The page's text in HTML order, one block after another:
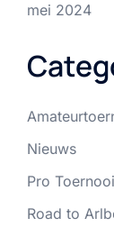
mei 2024
Nieuws
Pro Toernooi
Road to